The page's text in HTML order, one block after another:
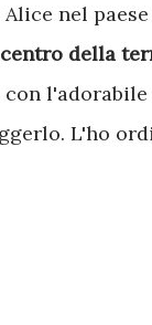
nel
della
L'ho